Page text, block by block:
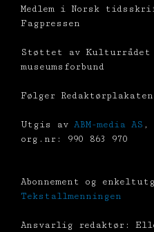
Medlem i Norsk
Fagpressen
Støttet av Kulturrådet
museumsforbund
Følger
Utgis av ABM-media AS ,
org.nr: 990 863 970
Abonnement og
Tekstallmenningen
Ansvarlig redaktør: